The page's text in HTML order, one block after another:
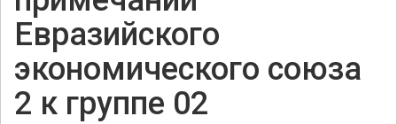
Евразийского
экономического союза
2 к группе 02